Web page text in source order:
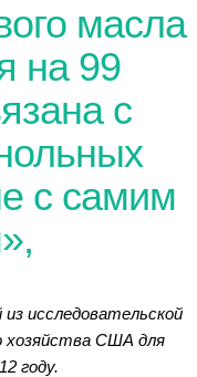
масла
на 99
с
с самим
исследовательской
хозяйства США для
году.